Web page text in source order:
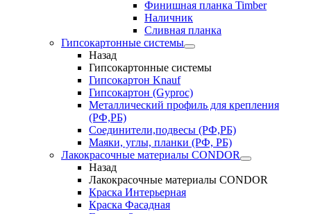
Финишная планка Timber
Наличник
Сливная планка
Гипсокартонные системы
Назад
Гипсокартонные системы
Гипсокартон Knauf
Гипсокартон (Gyproc)
Металлический профиль для крепления
(РФ,РБ)
Соединители,подвесы (РФ,РБ)
Маяки, углы, планки (РФ, РБ)
Лакокрасочные материалы CONDOR
Назад
Лакокрасочные материалы CONDOR
Краска Интерьерная
Краска Фасадная